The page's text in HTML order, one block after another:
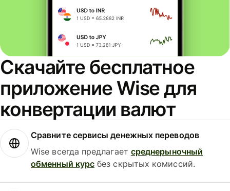
Скачайте бесплатное
приложение Wise для
конвертации валют
Сравните сервисы денежных переводов
Wise всегда предлагает среднерыночный
обменный курс без скрытых комиссий.